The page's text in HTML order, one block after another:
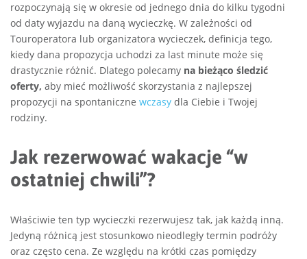
rozpoczynają się w okresie od jednego dnia do kilku tygodni
od daty wyjazdu na daną wycieczkę. W zależności od
Touroperatora lub organizatora wycieczek, definicja tego,
kiedy dana propozycja uchodzi za last minute może się
drastycznie różnić. Dlatego polecamy na bieżąco śledzić
oferty, aby mieć możliwość skorzystania z najlepszej
propozycji na spontaniczne wczasy dla Ciebie i Twojej
rodziny.
Jak rezerwować wakacje “w
ostatniej chwili”?
Właściwie ten typ wycieczki rezerwujesz tak, jak każdą inną.
Jedyną różnicą jest stosunkowo nieodległy termin podróży
oraz często cena. Ze względu na krótki czas pomiędzy